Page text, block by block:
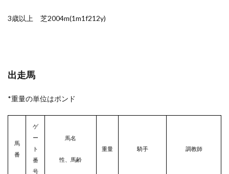
3歳以上 芝2004m(1m1f212y)
出走馬
*重量の単位はポンド
馬
番
ゲ
ー
ト
番
号
馬名
性、馬齢
重量 騎手 調教師